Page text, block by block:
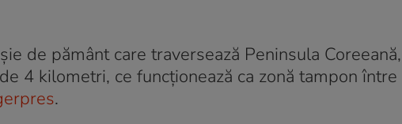
de pământ care traversează Peninsula Coreeană,
4 kilometri, ce funcţionează ca zonă tampon între
.